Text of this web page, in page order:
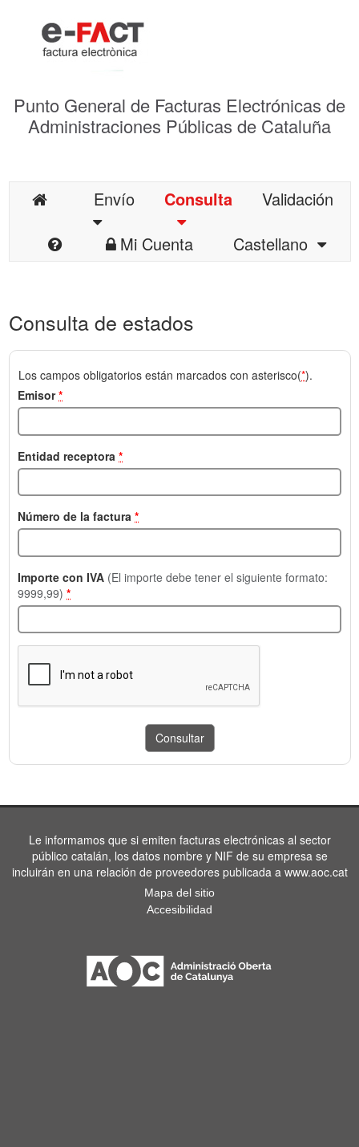
Punto General de Facturas Electrónicas de
Administraciones Públicas de Cataluña
Envío Consulta
Validación
Mi Cuenta
Castellano
Consulta de estados
Los campos obligatorios están marcados con asterisco(*).
Emisor*
Entidad receptora *
Número de la factura *
Importe con IVA (El importe debe tener el siguiente formato:
9999,99) *
Le informamos que si emiten facturas electrónicas al sector
público catalán, los datos nombre y NIF de su empresa se
incluirán en una relación de proveedores publicada a www.aoc.cat
Mapa del sitio
Accesibilidad